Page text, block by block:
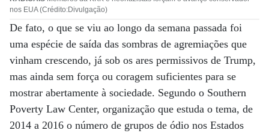
nos EUA (Crédito:Divulgação)
De fato, o que se viu ao longo da semana passada foi
uma espécie de saída das sombras de agremiações que
vinham crescendo, já sob os ares permissivos de Trump,
mas ainda sem força ou coragem suficientes para se
mostrar abertamente à sociedade. Segundo o Southern
Poverty Law Center, organização que estuda o tema, de
2014 a 2016 o número de grupos de ódio nos Estados